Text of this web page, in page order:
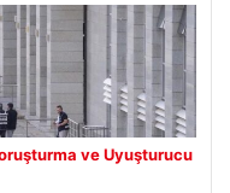
ve Uyuşturucu